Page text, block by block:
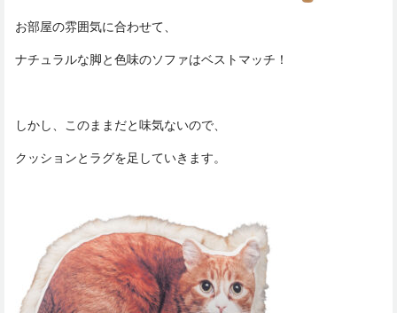
お部屋の雰囲気に合わせて、
ナチュラルな脚と色味のソファはベストマッチ！
しかし、このままだと味気ないので、
クッションとラグを足していきます。